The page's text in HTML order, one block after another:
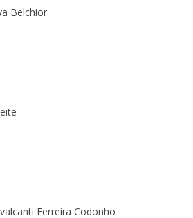
Belchior
Ferreira Codonho